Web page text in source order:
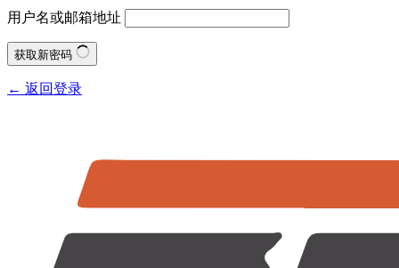
用户名或邮箱地址
获取新密码
← 返回登录